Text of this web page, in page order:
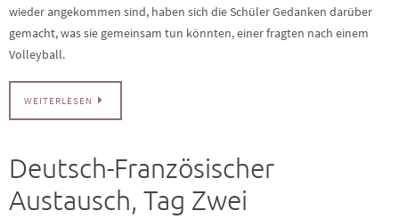
wieder angekommen sind, haben sich die Schüler Gedanken darüber
gemacht, was sie gemeinsam tun könnten, einer fragten nach einem
Volleyball.
WEITERLESEN
Deutsch-Französischer
Austausch, Tag Zwei